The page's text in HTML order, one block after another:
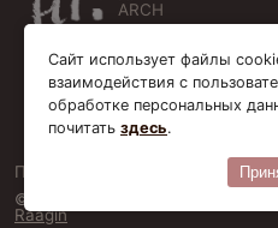
ARCH
Пользовательское соглашение
© Bersoantik 2013-2026. Все
Raagin
Сайт использует файлы
взаимодействия с
обработке персональных
почитать здесь.